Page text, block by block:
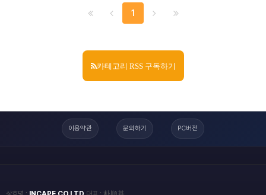
1
카테고리 RSS 구독하기
이용약관 문의하기 PC버전